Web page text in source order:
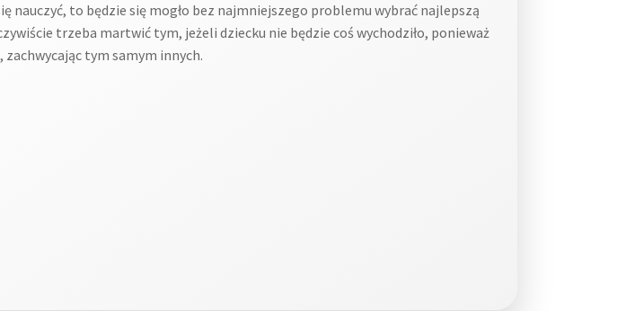
nauczyć, to będzie się mogło bez najmniejszego problemu wybrać najlepszą
trzeba martwić tym, jeżeli dziecku nie będzie coś wychodziło, ponieważ
tym samym innych.